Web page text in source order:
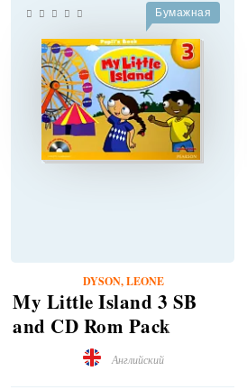
Бумажная
DYSON, LEONE
My Little Island 3 SB
and CD Rom Pack
(уценка, незначительное
повреждение обложки)
Английский